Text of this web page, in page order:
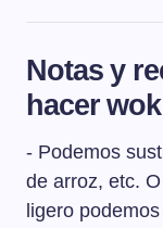
más duras a las
El estilo wok
Notas y
hacer
- Podemos
de arroz, etc.
ligero